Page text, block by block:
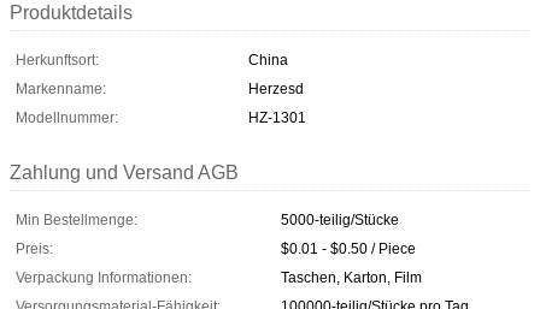
Produktdetails
Herkunftsort:
China
Markenname:
Herzesd
Modellnummer:
HZ-1301
Zahlung und Versand AGB
Min Bestellmenge:
5000-teilig/Stücke
Preis:
$0.01 - $0.50 / Piece
Verpackung Informationen:
Taschen, Karton, Film